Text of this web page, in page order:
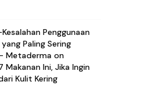
Penggunaan
Paling Sering
Metaderma on
Makanan Ini, Jika Ingin
Kulit Kering